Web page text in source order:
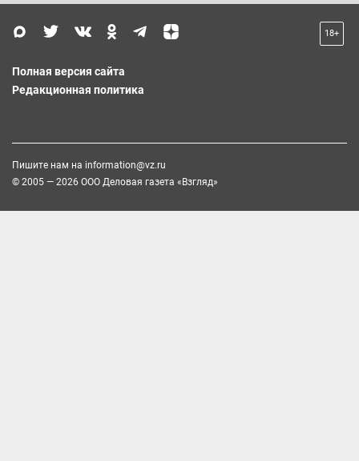
18+
Полная версия сайта
Редакционная политика
Пишите нам на information@vz.ru
© 2005 — 2026 ООО Деловая газета «Взгляд»